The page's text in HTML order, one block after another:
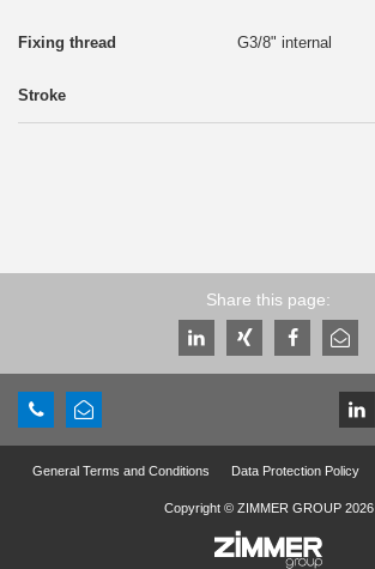
G3/8" internal
Share this page:
General Terms and Conditions Data Protection Policy
Copyright © ZIMMER GROUP 2026